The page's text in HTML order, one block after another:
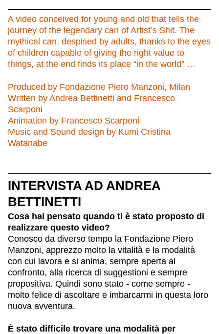
A video conceived for young and old that tells the
journey of the legendary can of Artist’s Shit. The
mythical can, despised by adults, thanks to the eyes
of children capable of giving the right value to
things, at the end finds its place “in the world” …
Produced by Fondazione Piero Manzoni, Milan
Written by Andrea Bettinetti and Francesco
Scarponi
Animation by Francesco Scarponi
Music and Sound design by Kumi Cristina
Watanabe
INTERVISTA AD ANDREA
BETTINETTI
Cosa hai pensato quando ti è stato proposto di
realizzare questo video?
Conosco da diverso tempo la Fondazione Piero
Manzoni, apprezzo molto la vitalità e la modalità
con cui lavora e si anima, sempre aperta al
confronto, alla ricerca di suggestioni e sempre
propositiva. Quindi sono stato - come sempre -
molto felice di ascoltare e imbarcarmi in questa loro
nuova avventura.
È stato difficile trovare una modalità per